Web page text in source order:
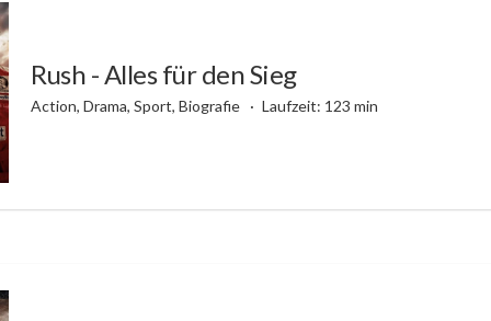
Rush - Alles für den Sieg
Action, Drama, Sport, Biografie Laufzeit: 123 min